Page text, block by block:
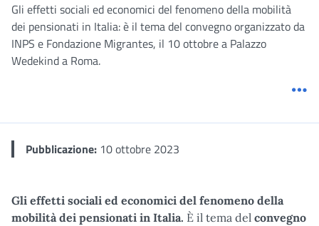
Gli effetti sociali ed economici del fenomeno della mobilità
dei pensionati in Italia: è il tema del convegno organizzato da
INPS e Fondazione Migrantes, il 10 ottobre a Palazzo
Wedekind a Roma.
Pubblicazione: 10 ottobre 2023
Gli effetti sociali ed economici del fenomeno della
mobilità dei pensionati in Italia. È il tema del convegno